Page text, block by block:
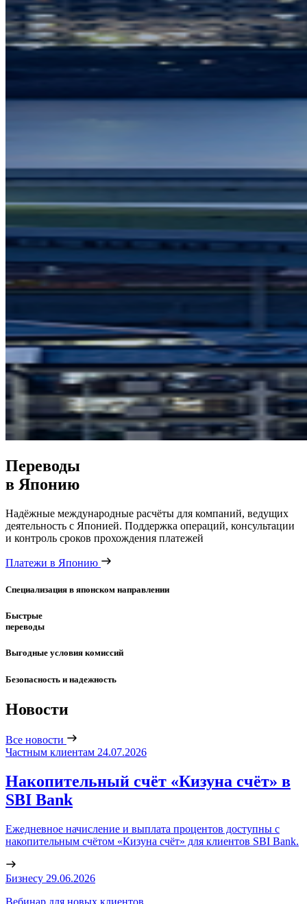
Переводы
в Японию
Надёжные международные расчёты для компаний, ведущих
деятельность с Японией. Поддержка операций, консультации
и контроль сроков прохождения платежей
Платежи в Японию
Специализация в японском направлении
Быстрые
переводы
Выгодные условия комиссий
Безопасность и надежность
Новости
Все новости
Частным клиентам 24.07.2026
Накопительный счёт «Кизуна счёт» в
SBI Bank
Ежедневное начисление и выплата процентов доступны с
накопительным счётом «Кизуна счёт» для клиентов SBI Bank.
Бизнесу 29.06.2026
Вебинар для новых клиентов